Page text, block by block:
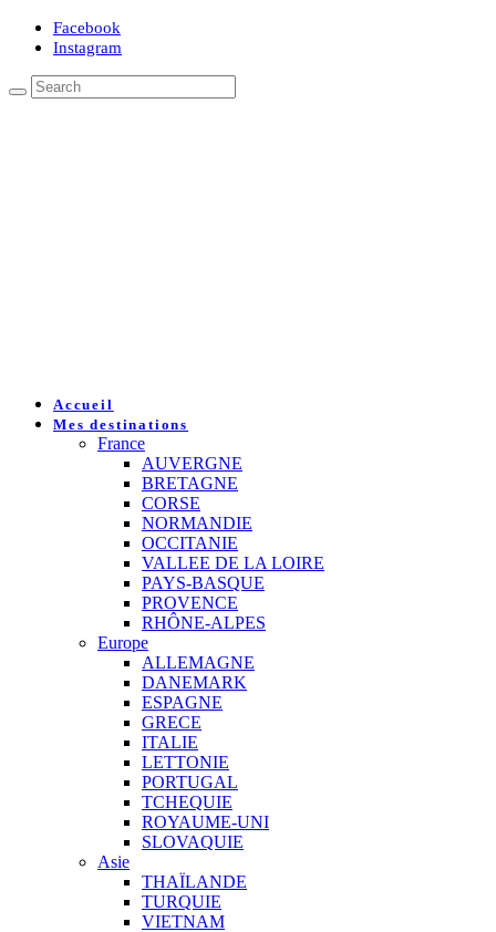
Facebook
Instagram
Accueil
Mes destinations
France
AUVERGNE
BRETAGNE
CORSE
NORMANDIE
OCCITANIE
VALLEE DE LA LOIRE
PAYS-BASQUE
PROVENCE
RHÔNE-ALPES
Europe
ALLEMAGNE
DANEMARK
ESPAGNE
GRECE
ITALIE
LETTONIE
PORTUGAL
TCHEQUIE
ROYAUME-UNI
SLOVAQUIE
Asie
THAÏLANDE
TURQUIE
VIETNAM